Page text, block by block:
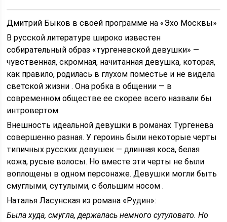
Дмитрий Быков в своей программе на «Эхо Москвы»
В русской литературе широко известен
собирательный образ «тургеневской девушки» —
чувственная, скромная, начитанная девушка, которая,
как правило, родилась в глухом поместье и не видела
светской жизни . Она робка в общении — в
современном обществе ее скорее всего назвали бы
интровертом.
Внешность идеальной девушки в романах Тургенева
совершенно разная. У героинь были некоторые черты
типичных русских девушек — длинная коса, белая
кожа, русые волосы. Но вместе эти черты не были
воплощены в одном персонаже. Девушки могли быть
смуглыми, сутулыми, с большим носом .
Наталья Ласунская из романа «Рудин»:
Была худа, смугла, держалась немного сутуловато. Но